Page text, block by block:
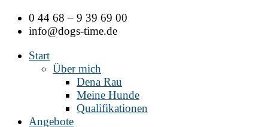
Zum
Inhalt
0 44 68 – 9 39 69 00
info@dogs-time.de
Start
Über mich
Dena Rau
Meine Hunde
Qualifikationen
Angebote